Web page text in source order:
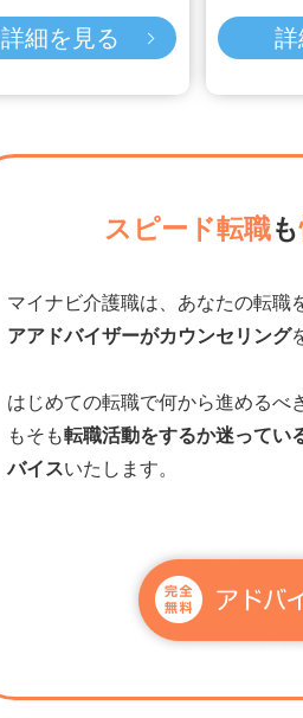
詳細を見る 詳
スピード転職も
マイナビ介護職は、あなたの転職
アアドバイザーがカウンセリング
はじめての転職で何から進めるべ
もそも転職活動をするか迷ってい
バイスいたします。